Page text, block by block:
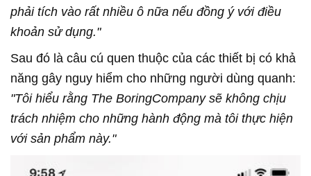
phải tích vào rất nhiều ô nữa nếu đồng ý với điều
khoản sử dụng."
Sau đó là câu cú quen thuộc của các thiết bị có khả
năng gây nguy hiểm cho những người dùng quanh:
"Tôi hiểu rằng The BoringCompany sẽ không chịu
trách nhiệm cho những hành động mà tôi thực hiện
với sản phẩm này."